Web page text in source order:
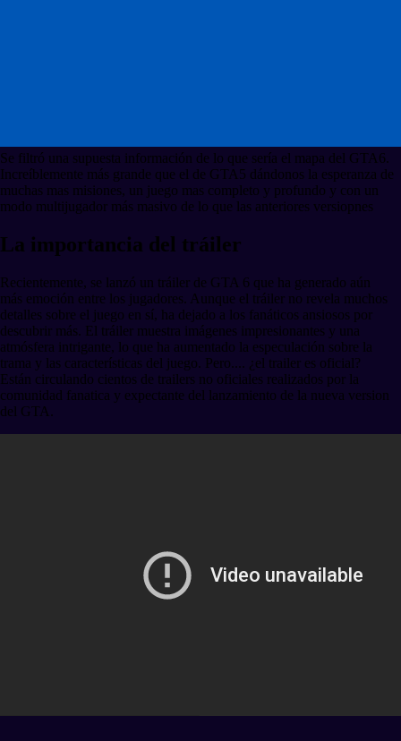
Se filtró una supuesta información de lo que sería el mapa del GTA6.
Increíblemente más grande que el de GTA5 dándonos la esperanza de
muchas mas misiones, un juego mas completo y profundo y con un
modo multijugador más masivo de lo que las anteriores versiopnes
La importancia del tráiler
Recientemente, se lanzó un tráiler de GTA 6 que ha generado aún
más emoción entre los jugadores. Aunque el tráiler no revela muchos
detalles sobre el juego en sí, ha dejado a los fanáticos ansiosos por
descubrir más. El tráiler muestra imágenes impresionantes y una
atmósfera intrigante, lo que ha aumentado la especulación sobre la
trama y las características del juego. Pero.... ¿el trailer es oficial?
Están circulando cientos de trailers no oficiales realizados por la
comunidad fanatica y expectante del lanzamiento de la nueva version
del GTA.